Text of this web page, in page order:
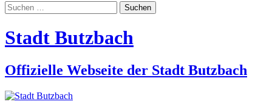
Suchen
nach:
Stadt Butzbach
Offizielle Webseite der Stadt Butzbach